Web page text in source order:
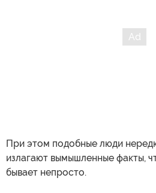
При этом подобные люди
излагают вымышленные факты,
бывает непросто.